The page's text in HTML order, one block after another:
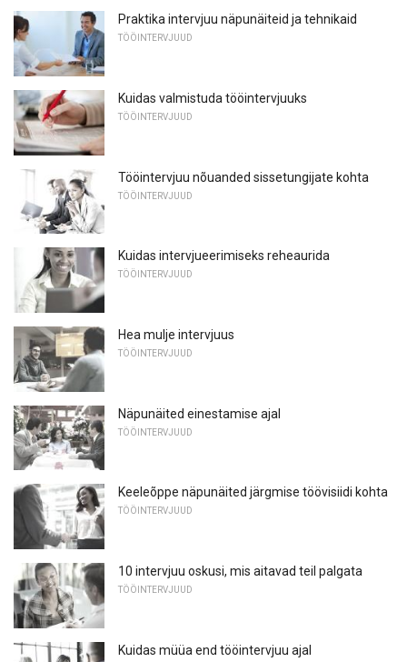
Praktika intervjuu näpunäiteid ja tehnikaid
TÖÖINTERVJUUD
Kuidas valmistuda tööintervjuuks
TÖÖINTERVJUUD
Tööintervjuu nõuanded sissetungijate kohta
TÖÖINTERVJUUD
Kuidas intervjueerimiseks reheaurida
TÖÖINTERVJUUD
Hea mulje intervjuus
TÖÖINTERVJUUD
Näpunäited einestamise ajal
TÖÖINTERVJUUD
Keeleõppe näpunäited järgmise töövisiidi kohta
TÖÖINTERVJUUD
10 intervjuu oskusi, mis aitavad teil palgata
TÖÖINTERVJUUD
Kuidas müüa end tööintervjuu ajal